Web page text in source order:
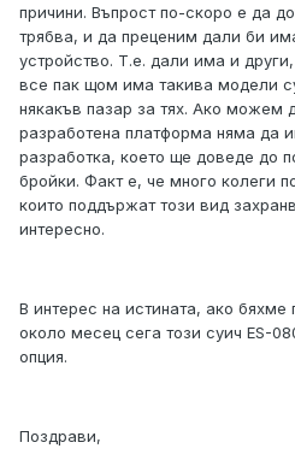
причини. Въпрост по-скоро е да
трябва, и да преценим дали би
устройство. Т.е. дали има и
все пак щом има такива модели
някакъв пазар за тях. Ако можем
разработена платформа няма да
разработка, което ще доведе до
бройки. Факт е, че много колеги
които поддържат този вид
интересно.
В интерес на истината, ако
около месец сега този суич ES-
опция.
Поздрави,